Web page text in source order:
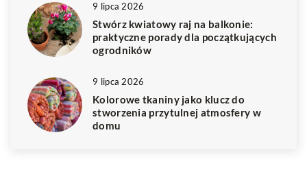
9 lipca 2026
Stwórz kwiatowy raj na balkonie:
praktyczne porady dla początkujących
ogrodników
9 lipca 2026
Kolorowe tkaniny jako klucz do
stworzenia przytulnej atmosfery w
domu